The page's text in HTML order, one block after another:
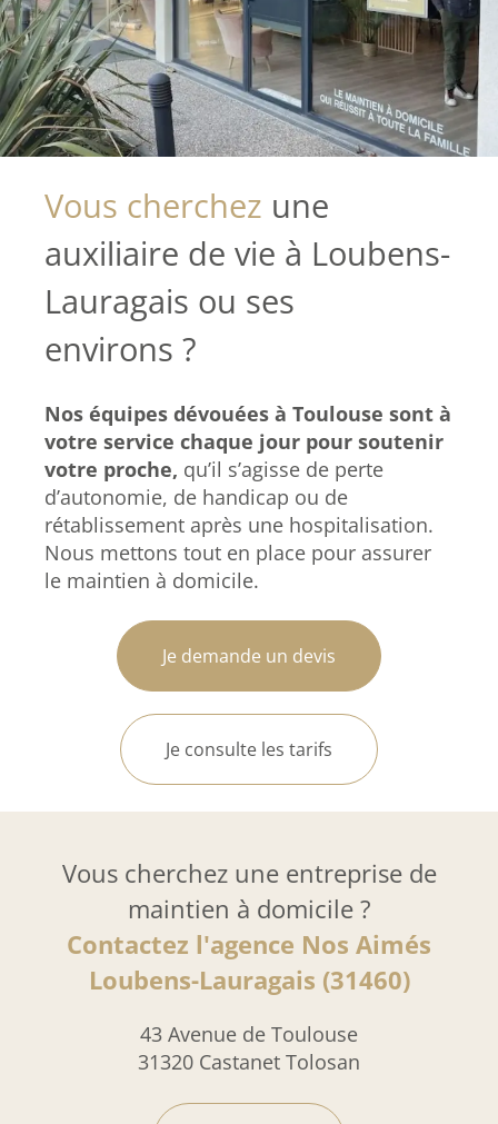
Vous cherchez une
auxiliaire de vie à Loubens-
Lauragais ou ses
environs ?
Nos équipes dévouées à Toulouse sont à
votre service chaque jour pour soutenir
votre proche, qu’il s’agisse de perte
d’autonomie, de handicap ou de
rétablissement après une hospitalisation.
Nous mettons tout en place pour assurer
le maintien à domicile.
Je demande un devis
Je consulte les tarifs
Vous cherchez une entreprise de
maintien à domicile ?
Contactez l'agence Nos Aimés
Loubens-Lauragais (31460)
43 Avenue de Toulouse
31320 Castanet Tolosan